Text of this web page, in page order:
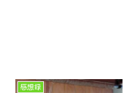
感想録